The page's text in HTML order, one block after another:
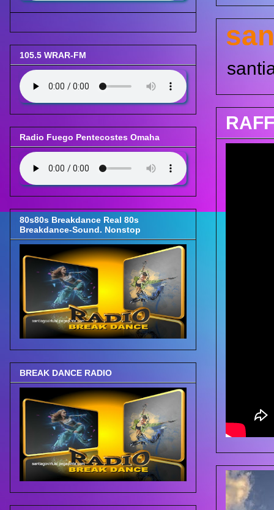
105.5 WRAR-FM
Radio Fuego Pentecostes Omaha
80s80s Breakdance Real 80s
Breakdance-Sound. Nonstop
BREAK DANCE RADIO